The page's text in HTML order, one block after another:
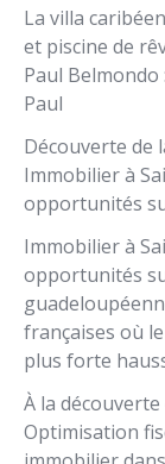
La villa
et piscine de
Paul
Paul
Découverte de
Immobilier à
opportunités
Immobilier à
opportunités
françaises où
plus forte
À la
Optimisation